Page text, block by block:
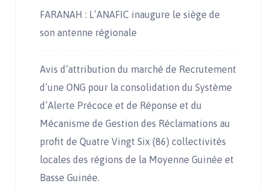
FARANAH : L’ANAFIC inaugure le siège de
son antenne régionale
Avis d’attribution du marché de Recrutement
d’une ONG pour la consolidation du Système
d’Alerte Précoce et de Réponse et du
Mécanisme de Gestion des Réclamations au
profit de Quatre Vingt Six (86) collectivités
locales des régions de la Moyenne Guinée et
Basse Guinée.